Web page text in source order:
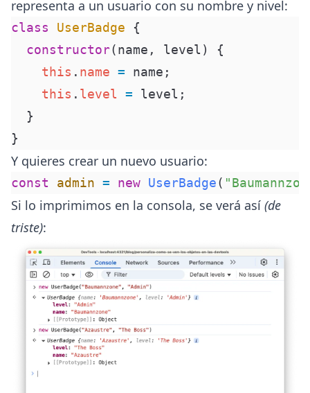
representa a un usuario con su nombre y nivel:
class UserBadge {
  constructor
(name , level )
{
    this
. name = name ;
    this
. level = level ;
  }
}
Y quieres crear un nuevo usuario:
const admin = new UserBadge(
Si lo imprimimos en la consola, se verá así (de
triste):